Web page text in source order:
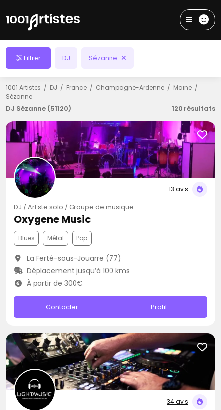
Filtrer DJ Sézanne
1001 Artistes DJ France Champagne-Ardenne
Marne
Sézanne
DJ Sézanne (51120) 120 résultats
13 avis
DJ / Artiste solo / Groupe de musique
Oxygene Music
Blues Métal Pop
La Ferté-sous-Jouarre (77)
Déplacement jusqu’à 100 kms
À partir de 300€
Contacter Profil
34 avis